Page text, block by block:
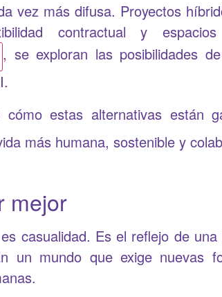
vez más difusa. Proyectos
contractual y
, se exploran las posibilidades
cómo estas alternativas están
más humana, sostenible y
mejor
casualidad. Es el reflejo de
un mundo que exige nuevas